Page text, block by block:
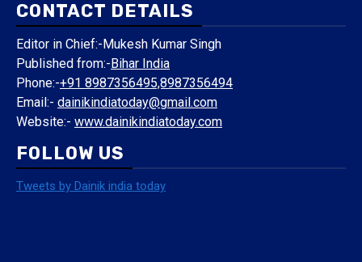
Published from:- Bihar India
Phone:-+91 8987356495,8987356494
Email:-dainikindiatoday@gmail.com
Website:- www.dainikindiatoday.com
FOLLOW US
Tweets by Dainik india today